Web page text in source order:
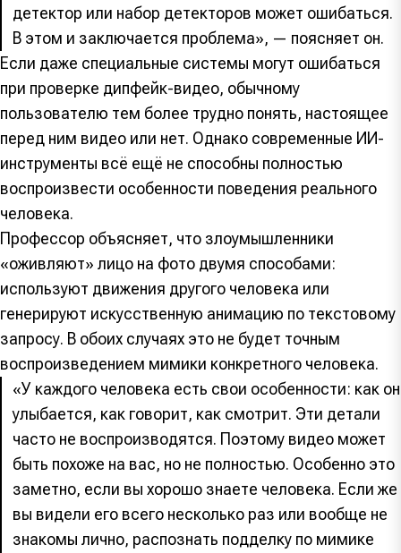
детектор или набор детекторов может ошибаться.
В этом и заключается проблема», — поясняет он.
Если даже специальные системы могут ошибаться
при проверке дипфейк-видео, обычному
пользователю тем более трудно понять, настоящее
перед ним видео или нет. Однако современные ИИ-
инструменты всё ещё не способны полностью
воспроизвести особенности поведения реального
человека.
Профессор объясняет, что злоумышленники
«оживляют» лицо на фото двумя способами:
используют движения другого человека или
генерируют искусственную анимацию по текстовому
запросу. В обоих случаях это не будет точным
воспроизведением мимики конкретного человека.
«У каждого человека есть свои особенности: как он
улыбается, как говорит, как смотрит. Эти детали
часто не воспроизводятся. Поэтому видео может
быть похоже на вас, но не полностью. Особенно это
заметно, если вы хорошо знаете человека. Если же
вы видели его всего несколько раз или вообще не
знакомы лично, распознать подделку по мимике